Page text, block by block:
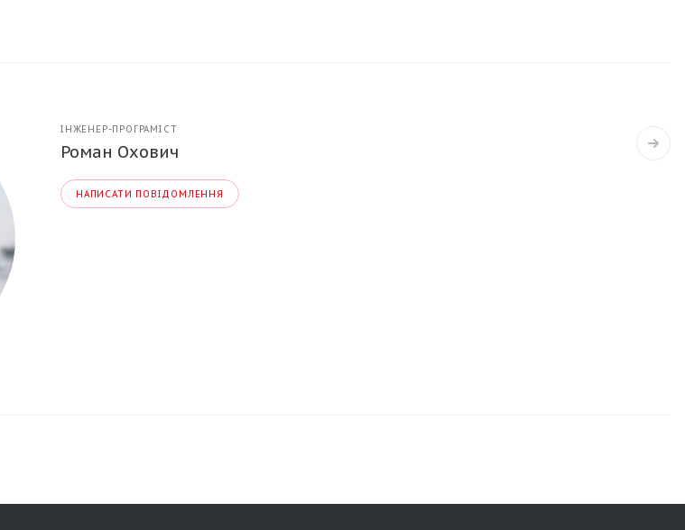
ІНЖЕНЕР-ПРОГРАМІСТ
Роман Охович
НАПИСАТИ ПОВІДОМЛЕННЯ